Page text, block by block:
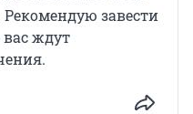
Рекомендую завести
ждут